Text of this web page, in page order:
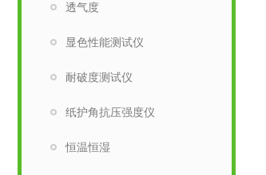
透气度
显色性能测试仪
耐破度测试仪
纸护角抗压强度仪
恒温恒湿